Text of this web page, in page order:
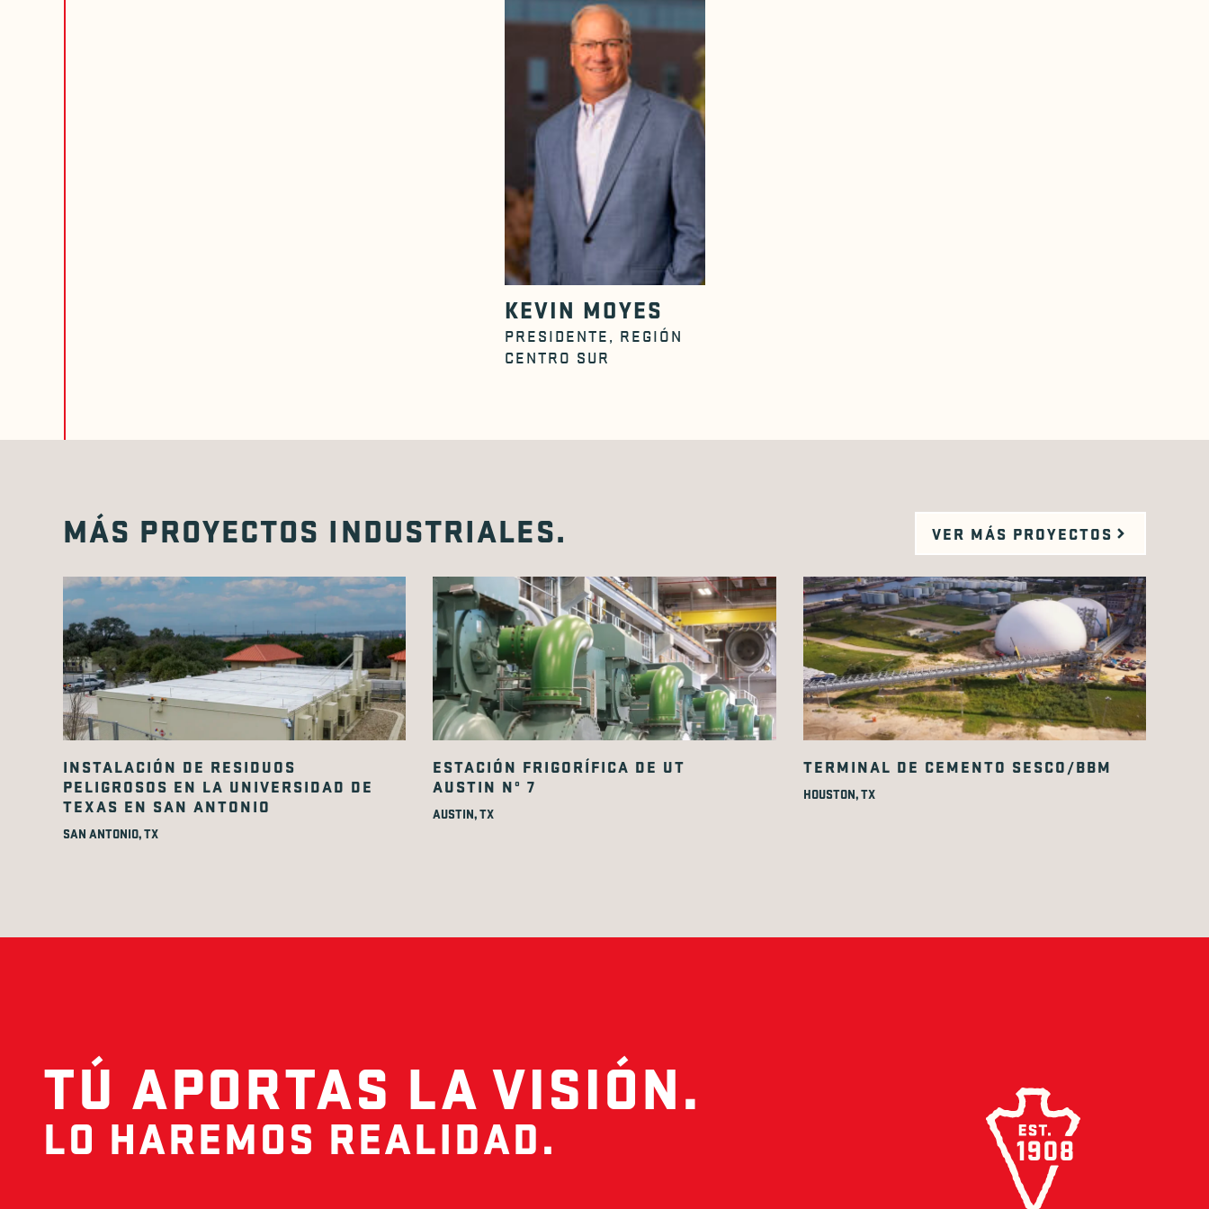
KEVIN MOYES
PRESIDENTE, REGIÓN
CENTRO SUR
MÁS PROYECTOS INDUSTRIALES. VER MÁS PROYECTOS
INSTALACIÓN DE RESIDUOS
PELIGROSOS EN LA UNIVERSIDAD DE
TEXAS EN SAN ANTONIO
SAN ANTONIO, TX
ESTACIÓN FRIGORÍFICA DE UT
AUSTIN Nº 7
AUSTIN, TX
TERMINAL DE CEMENTO SESCO/BBM
HOUSTON, TX
TÚ APORTAS LA VISIÓN.
LO HAREMOS REALIDAD.